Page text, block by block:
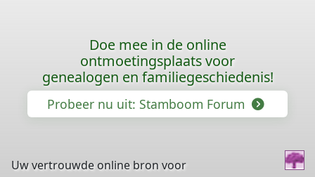
Doe mee in de online
ontmoetingsplaats voor
genealogen en familiegeschiedenis!
Probeer nu uit: Stamboom Forum
Uw vertrouwde online bron voor